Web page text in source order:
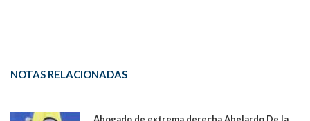
NOTAS RELACIONADAS